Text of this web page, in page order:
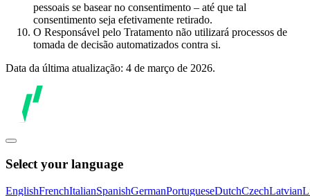
pessoais se basear no consentimento – até que tal
consentimento seja efetivamente retirado.
O Responsável pelo Tratamento não utilizará processos de
tomada de decisão automatizados contra si.
Data da última atualização: 4 de março de 2026.
Select your language
EnglishFrenchItalianSpanishGermanPortugueseDutchCzechLatvian